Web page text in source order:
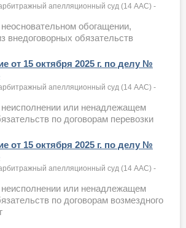
апелляционный суд (14 ААС) -
обогащении,
внедоговорных обязательств
от 15 октября 2025 г. по делу №
апелляционный суд (14 ААС) -
или ненадлежащем
по договорам перевозки
от 15 октября 2025 г. по делу №
апелляционный суд (14 ААС) -
или ненадлежащем
по договорам возмездного